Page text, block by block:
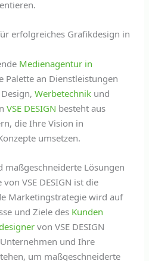
erfolgreiches Grafikdesign in
Medienagentur in
Palette an Dienstleistungen
Design,Werbetechnik und
VSE DESIGN besteht aus
die Ihre Vision in
umsetzen.
Lösungen
VSE DESIGN ist die
Marketingstrategie wird auf
und Ziele des Kunden
von VSE DESIGN
und Ihre
um maßgeschneiderte